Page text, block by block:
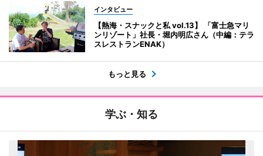
インタビュー
【熱海・スナックと私 vol.13】 「富士急マリ
ンリゾート」社長・堀内明広さん（中編：テラ
スレストランENAK）
もっと見る
学ぶ・知る